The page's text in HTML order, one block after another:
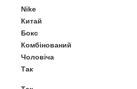
Nike
Китай
Бокс
Комбінований
Чоловіча
Так